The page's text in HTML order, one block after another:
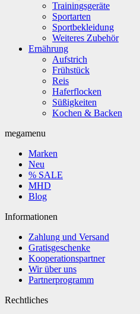
Trainingsgeräte
Sportarten
Sportbekleidung
Weiteres Zubehör
Ernährung
Aufstrich
Frühstück
Reis
Haferflocken
Süßigkeiten
Kochen & Backen
megamenu
Marken
Neu
% SALE
MHD
Blog
Informationen
Zahlung und Versand
Gratisgeschenke
Kooperationspartner
Wir über uns
Partnerprogramm
Rechtliches